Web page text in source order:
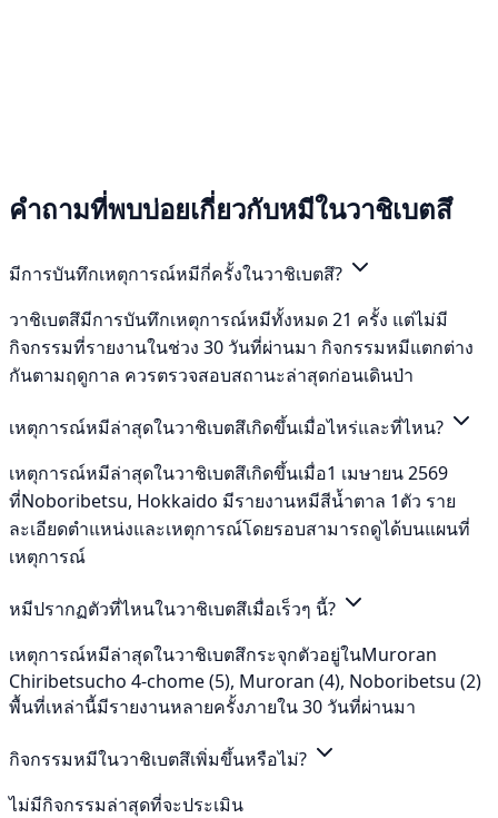
คำถามที่พบบ่อยเกี่ยวกับหมีในวาชิเบตสึ
มีการบันทึกเหตุการณ์หมีกี่ครั้งในวาชิเบตสึ?
วาชิเบตสึมีการบันทึกเหตุการณ์หมีทั้งหมด 21 ครั้ง แต่ไม่มี
กิจกรรมที่รายงานในช่วง 30 วันที่ผ่านมา กิจกรรมหมีแตกต่าง
กันตามฤดูกาล ควรตรวจสอบสถานะล่าสุดก่อนเดินป่า
เหตุการณ์หมีล่าสุดในวาชิเบตสึเกิดขึ้นเมื่อไหร่และที่ไหน?
เหตุการณ์หมีล่าสุดในวาชิเบตสึเกิดขึ้นเมื่อ1 เมษายน 2569
ที่Noboribetsu, Hokkaido มีรายงานหมีสีน้ำตาล 1ตัว ราย
ละเอียดตำแหน่งและเหตุการณ์โดยรอบสามารถดูได้บนแผนที่
เหตุการณ์
หมีปรากฏตัวที่ไหนในวาชิเบตสึเมื่อเร็วๆ นี้?
เหตุการณ์หมีล่าสุดในวาชิเบตสึกระจุกตัวอยู่ในMuroran
Chiribetsucho 4-chome (5), Muroran (4), Noboribetsu (2)
พื้นที่เหล่านี้มีรายงานหลายครั้งภายใน 30 วันที่ผ่านมา
กิจกรรมหมีในวาชิเบตสึเพิ่มขึ้นหรือไม่?
ไม่มีกิจกรรมล่าสุดที่จะประเมิน